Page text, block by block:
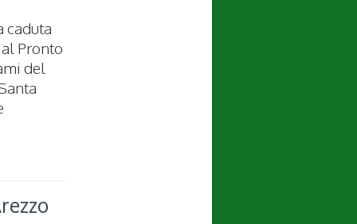
caduta
Pronto
del